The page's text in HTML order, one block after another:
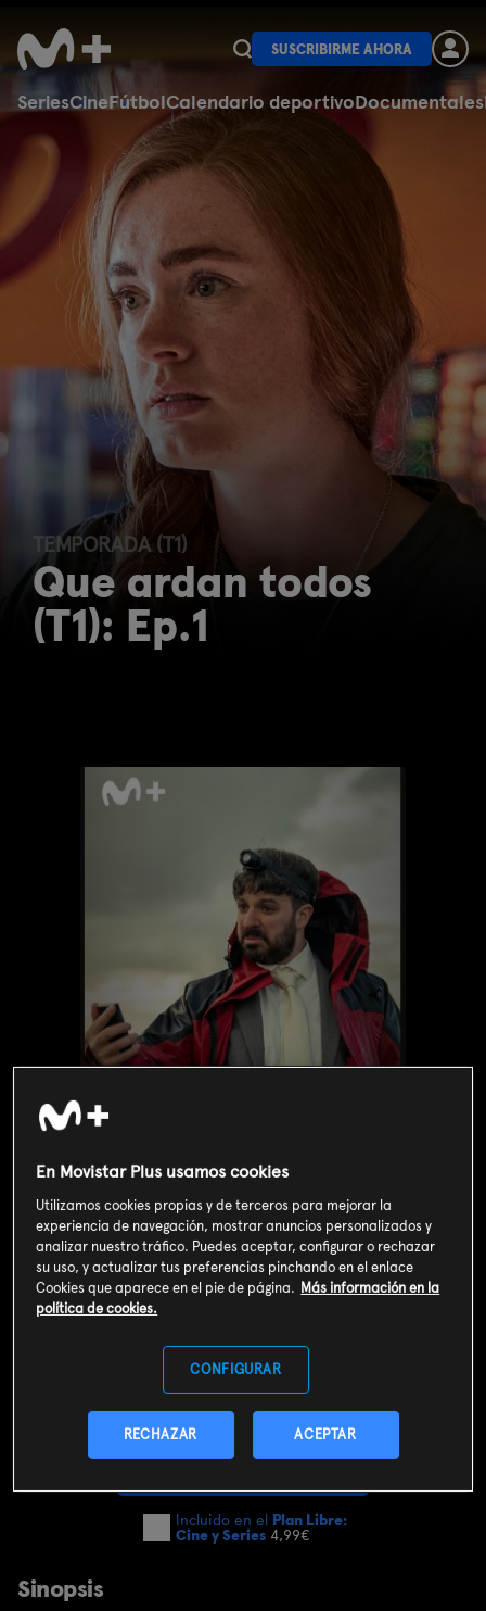
SeriesCineFútbolCalendario deportivoDocumentales
SUSCRIBIRME AHORA
TEMPORADA (T1)
Que ardan todos
(T1): Ep.1
Valoración de usuarios
SOY CLIENTE
Incluido en el Plan Libre:
Cine y Series 4,99€
Sinopsis
En Movistar Plus usamos cookies
Utilizamos cookies propias y de terceros para mejorar la
experiencia de navegación, mostrar anuncios personalizados y
analizar nuestro tráfico. Puedes aceptar, configurar o rechazar
su uso, y actualizar tus preferencias pinchando en el enlace
Cookies que aparece en el pie de página. Más información en la
política de cookies.
CONFIGURAR
RECHAZAR ACEPTAR